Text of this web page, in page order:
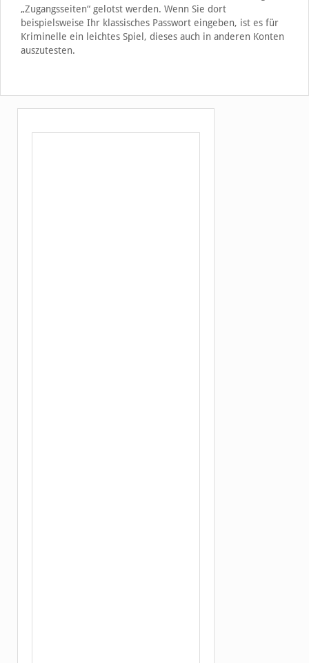
„Zugangsseiten“ gelotst werden. Wenn Sie dort
beispielsweise Ihr klassisches Passwort eingeben, ist es für
Kriminelle ein leichtes Spiel, dieses auch in anderen Konten
auszutesten.